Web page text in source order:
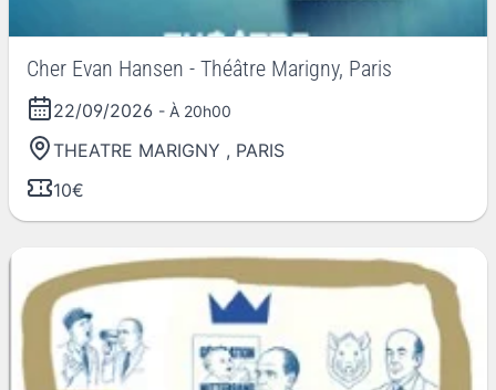
Cher Evan Hansen - Théâtre Marigny, Paris
22/09/2026 - À 20h00
THEATRE MARIGNY , PARIS
10€